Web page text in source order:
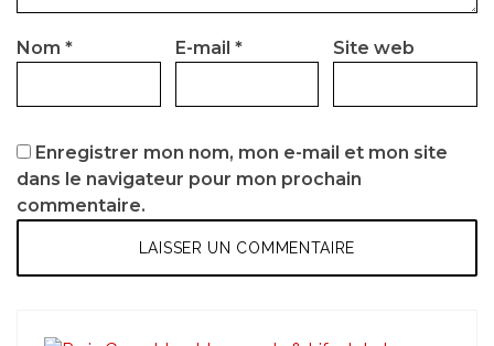
Nom * E-mail * Site web
Enregistrer mon nom, mon e-mail et mon site
dans le navigateur pour mon prochain
commentaire.